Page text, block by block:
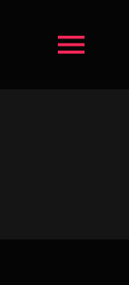
menu